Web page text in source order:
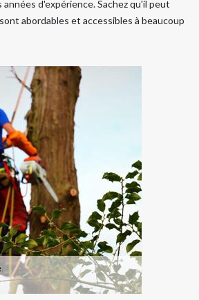
d'expérience. Sachez qu'il peut
abordables et accessibles à beaucoup